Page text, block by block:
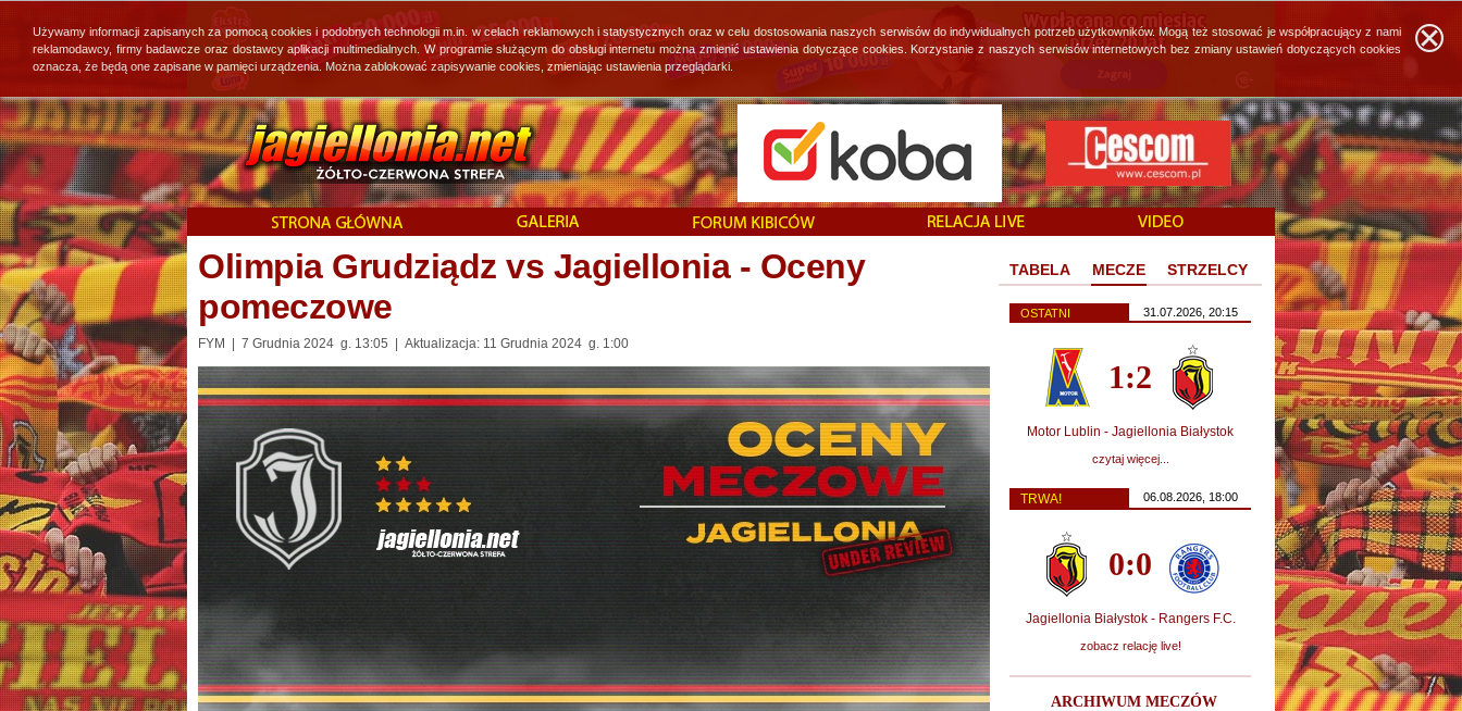
Olimpia Grudziądz vs Jagiellonia - Oceny
pomeczowe
FYM | 7 Grudnia 2024 g. 13:05 | Aktualizacja: 11 Grudnia 2024 g. 1:00
TABELA MECZE STRZELCY
OSTATNI 31.07.2026, 20:15
1:2
Motor Lublin - Jagiellonia Białystok
czytaj więcej...
TRWA! 06.08.2026, 18:00
0:0
Jagiellonia Białystok - Rangers F.C.
zobacz relację live!
ARCHIWUM MECZÓW
Używamy informacji zapisanych za pomocą cookies i podobnych technologii m.in. w celach reklamowych i statystycznych oraz w celu dostosowania naszych serwisów do indywidualnych potrzeb użytkowników. Mogą też stosować je współpracujący z nami
reklamodawcy, firmy badawcze oraz dostawcy aplikacji multimedialnych. W programie służącym do obsługi internetu można zmienić ustawienia dotyczące cookies. Korzystanie z naszych serwisów internetowych bez zmiany ustawień dotyczących cookies
oznacza, że będą one zapisane w pamięci urządzenia. Można zablokować zapisywanie cookies, zmieniając ustawienia przeglądarki.